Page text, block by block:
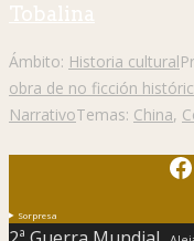
Tobalina
Ámbito: Historia cultural
obra de no ficción
NarrativoTemas: China,
Sorpresa